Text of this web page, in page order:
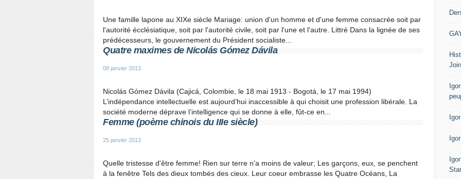
Une famille lapone au XIXe siècle Mariage: union d'un homme et d'une femme consacrée soit par
l'autorité écclésiatique, soit par l'autorité civile, soit par l'une et l'autre. Littré Dans la lignée de ses
prédécesseurs, le gouvernement du Président socialiste...
Quatre maximes de Nicolás Gómez Dávila
08 janvier 2013
Nicolás Gómez Dávila (Cajicá, Colombie, le 18 mai 1913 - Bogotá, le 17 mai 1994)
L’indépendance intellectuelle est aujourd’hui inaccessible à qui choisit une profession libérale. La
société moderne déprave l’intelligence qui se donne à elle, fût-ce en...
Femme (poème chinois du IIIe siècle)
25 janvier 2013
Quelle tristesse d'être femme! Rien sur terre n'a moins de valeur; Les garçons, eux, se penchent
à la fenêtre Tels des dieux tombés des cieux. Leur coeur embrasse les Quatre Océans, La